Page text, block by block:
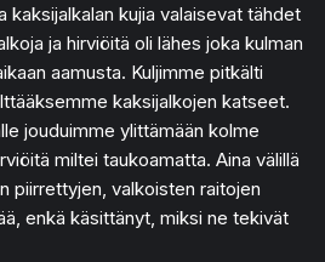
kaksijalkalan kujia valaisevat tähdet
ja hirviöitä oli lähes joka kulman
aamusta. Kuljimme pitkälti
kaksijalkojen katseet.
jouduimme ylittämään kolme
miltei taukoamatta. Aina välillä
piirrettyjen, valkoisten raitojen
enkä käsittänyt, miksi ne tekivät